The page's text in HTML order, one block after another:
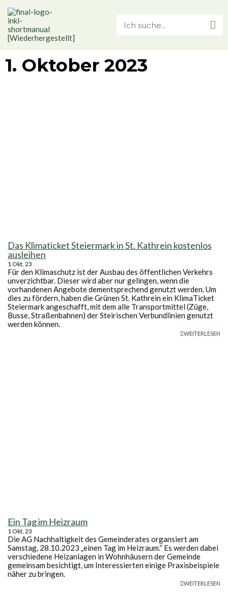
1. Oktober 2023
Das Klimaticket Steiermark in St. Kathrein kostenlos
ausleihen
1 Okt, 23
Für den Klimaschutz ist der Ausbau des öffentlichen Verkehrs
unverzichtbar. Dieser wird aber nur gelingen, wenn die
vorhandenen Angebote dementsprechend genutzt werden. Um
dies zu fördern, haben die Grünen St. Kathrein ein KlimaTicket
Steiermark angeschafft, mit dem alle Transportmittel (Züge,
Busse, Straßenbahnen) der Steirischen Verbundlinien genutzt
werden können.
WEITERLESEN
Ein Tag im Heizraum
1Okt, 23
Die AG Nachhaltigkeit des Gemeinderates organsiert am
Samstag, 28.10.2023 „einen Tag im Heizraum.“ Es werden dabei
verschiedene Heizanlagen in Wohnhäusern der Gemeinde
gemeinsam besichtigt, um Interessierten einige Praxisbeispiele
näher zu bringen.
WEITERLESEN